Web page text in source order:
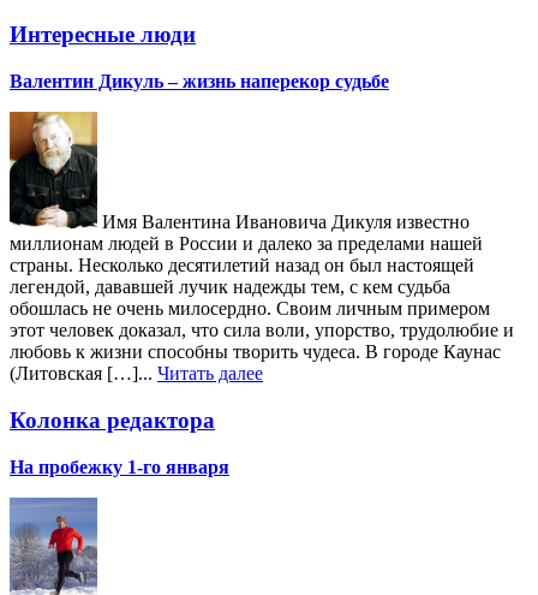
Интересные люди
Валентин Дикуль – жизнь наперекор судьбе
Имя Валентина Ивановича Дикуля известно
миллионам людей в России и далеко за пределами нашей
страны. Несколько десятилетий назад он был настоящей
легендой, дававшей лучик надежды тем, с кем судьба
обошлась не очень милосердно. Своим личным примером
этот человек доказал, что сила воли, упорство, трудолюбие и
любовь к жизни способны творить чудеса. В городе Каунас
(Литовская […]... Читать далее
Колонка редактора
На пробежку 1-го января